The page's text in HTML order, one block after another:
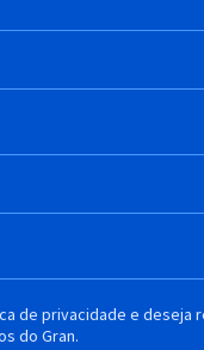
de privacidade e deseja
do Gran.